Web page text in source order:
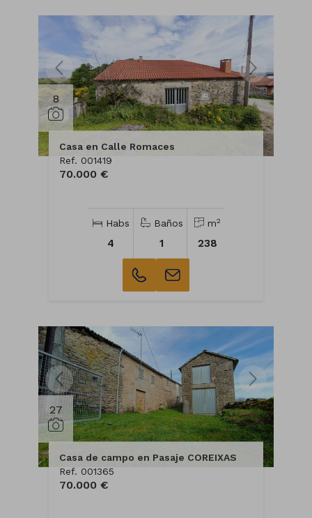
8
Casa en Calle Romaces
Ref. 001419
70.000 €
Habs
4
Baños
1
m2
238
27
Casa de campo en Pasaje COREIXAS
Ref. 001365
70.000 €